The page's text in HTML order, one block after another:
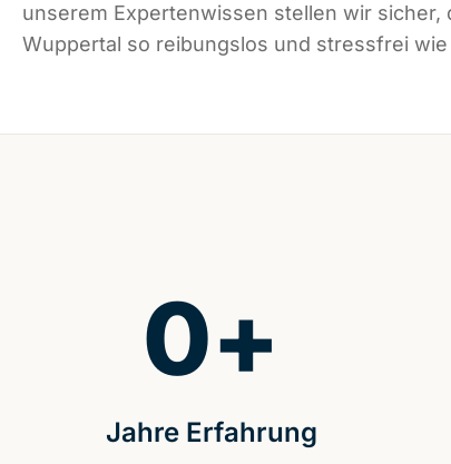
unserem Expertenwissen stellen wir sicher,
Wuppertal so reibungslos und stressfrei
Jahre Erfahrung
0+